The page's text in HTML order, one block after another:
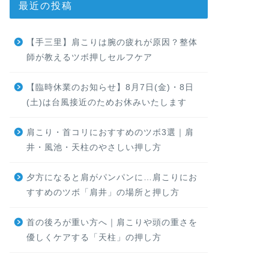
最近の投稿
【手三里】肩こりは腕の疲れが原因？整体
師が教えるツボ押しセルフケア
【臨時休業のお知らせ】8月7日(金)・8日
(土)は台風接近のためお休みいたします
肩こり・首コリにおすすめのツボ3選｜肩
井・風池・天柱のやさしい押し方
夕方になると肩がパンパンに…肩こりにお
すすめのツボ「肩井」の場所と押し方
首の後ろが重い方へ｜肩こりや頭の重さを
優しくケアする「天柱」の押し方